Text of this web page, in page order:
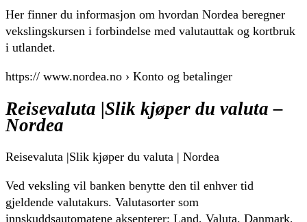
Her finner du informasjon om hvordan Nordea beregner
vekslingskursen i forbindelse med valutauttak og kortbruk
i utlandet.
https:// www.nordea.no › Konto og betalinger
Reisevaluta |Slik kjøper du valuta –
Nordea
Reisevaluta |Slik kjøper du valuta | Nordea
Ved veksling vil banken benytte den til enhver tid
gjeldende valutakurs. Valutasorter som
innskuddsautomatene aksepterer: Land, Valuta. Danmark,